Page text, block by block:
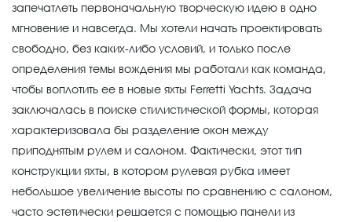
запечатлеть первоначальную творческую идею в одно
мгновение и навсегда. Мы хотели начать проектировать
свободно, без каких-либо условий, и только после
определения темы вождения мы работали как команда,
чтобы воплотить ее в новые яхты Ferretti Yachts. Задача
заключалась в поиске стилистической формы, которая
характеризовала бы разделение окон между
приподнятым рулем и салоном. Фактически, этот тип
конструкции яхты, в котором рулевая рубка имеет
небольшое увеличение высоты по сравнению с салоном,
часто эстетически решается с помощью панели из